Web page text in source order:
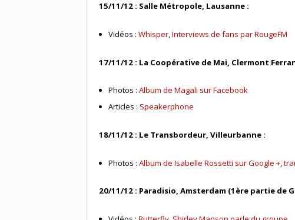
15/11/12 : Salle Métropole, Lausanne :
Vidéos :Whisper,Interviews de fans par RougeFM
17/11/12 : La Coopérative de Mai, Clermont
Photos :Album de Magali sur Facebook
Articles : Speakerphone
18/11/12 : Le Transbordeur, Villeurbanne :
Photos :Album de Isabelle Rossetti sur Google +,
20/11/12 : Paradisio, Amsterdam (1ère partie de